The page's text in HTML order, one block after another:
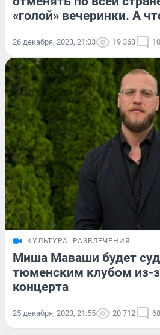
«голой» вечеринки. А
26 декабря, 2023, 21:03 19 363
КУЛЬТУРА РАЗВЛЕЧЕНИЯ
Миша Маваши будет
тюменским клубом из-
концерта
25 декабря, 2023, 21:55 20 712 68